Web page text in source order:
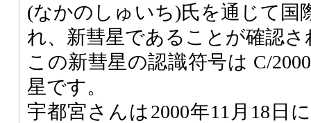
(なかのしゅいち)氏を通じて国
れ、新彗星であることが確認
この新彗星の認識符号は C/
星です。
宇都宮さんは2000年11月18日